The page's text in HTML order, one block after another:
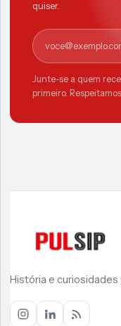
quiser.
E-mail
Junte-se a quem
primeiro.
História e curiosidades